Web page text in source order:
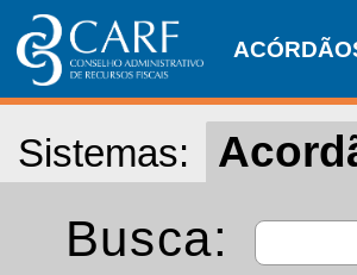
Sistemas:
Busca: